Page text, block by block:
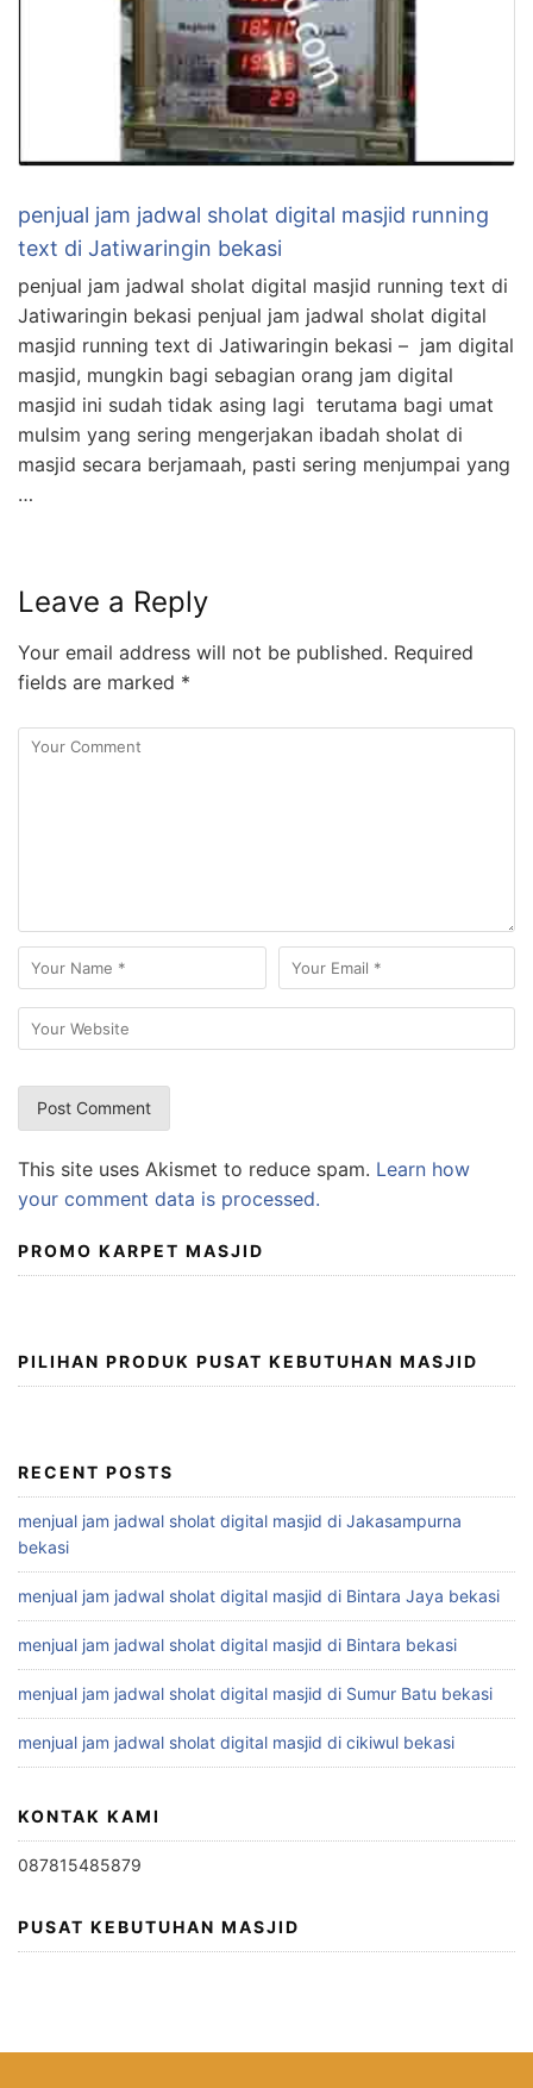
penjual jam jadwal sholat digital masjid running
text di Jatiwaringin bekasi
penjual jam jadwal sholat digital masjid running text di
Jatiwaringin bekasi penjual jam jadwal sholat digital
masjid running text di Jatiwaringin bekasi – jam digital
masjid, mungkin bagi sebagian orang jam digital
masjid ini sudah tidak asing lagi terutama bagi umat
mulsim yang sering mengerjakan ibadah sholat di
masjid secara berjamaah, pasti sering menjumpai yang
…
Leave a Reply
Your email address will not be published. Required
fields are marked *
This site uses Akismet to reduce spam. Learn how
your comment data is processed.
PROMO KARPET MASJID
PILIHAN PRODUK PUSAT KEBUTUHAN MASJID
RECENT POSTS
menjual jam jadwal sholat digital masjid di Jakasampurna
bekasi
menjual jam jadwal sholat digital masjid di Bintara Jaya bekasi
menjual jam jadwal sholat digital masjid di Bintara bekasi
menjual jam jadwal sholat digital masjid di Sumur Batu bekasi
menjual jam jadwal sholat digital masjid di cikiwul bekasi
KONTAK KAMI
087815485879
PUSAT KEBUTUHAN MASJID